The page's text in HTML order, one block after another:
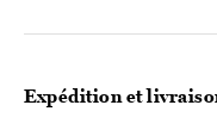
Expédition et